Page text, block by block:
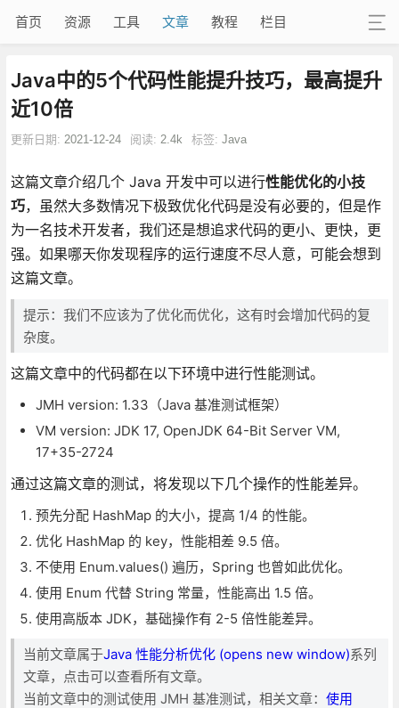
首页 资源 工具 文章 教程 栏目
Java中的5个代码性能提升技巧，最高提升
近10倍
更新日期: 2021-12-24 阅读: 2.4k 标签: Java
这篇文章介绍几个 Java 开发中可以进行性能优化的小技
巧，虽然大多数情况下极致优化代码是没有必要的，但是作
为一名技术开发者，我们还是想追求代码的更小、更快，更
强。如果哪天你发现程序的运行速度不尽人意，可能会想到
这篇文章。
提示：我们不应该为了优化而优化，这有时会增加代码的复
杂度。
这篇文章中的代码都在以下环境中进行性能测试。
JMH version: 1.33（Java 基准测试框架）
VM version: JDK 17, OpenJDK 64-Bit Server VM,
17+35-2724
通过这篇文章的测试，将发现以下几个操作的性能差异。
预先分配 HashMap 的大小，提高 1/4 的性能。
优化 HashMap 的 key，性能相差 9.5 倍。
不使用 Enum.values() 遍历，Spring 也曾如此优化。
使用 Enum 代替 String 常量，性能高出 1.5 倍。
使用高版本 JDK，基础操作有 2-5 倍性能差异。
当前文章属于Java 性能分析优化 (opens new window)系列
文章，点击可以查看所有文章。
当前文章中的测试使用 JMH 基准测试，相关文章： 使用